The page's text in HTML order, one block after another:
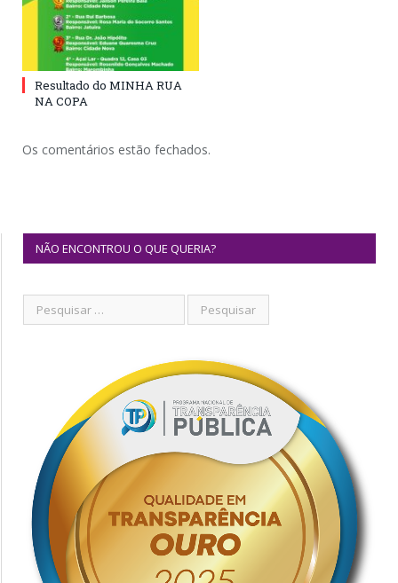
Resultado do MINHA RUA
NA COPA
Os comentários estão fechados.
NÃO ENCONTROU O QUE QUERIA?